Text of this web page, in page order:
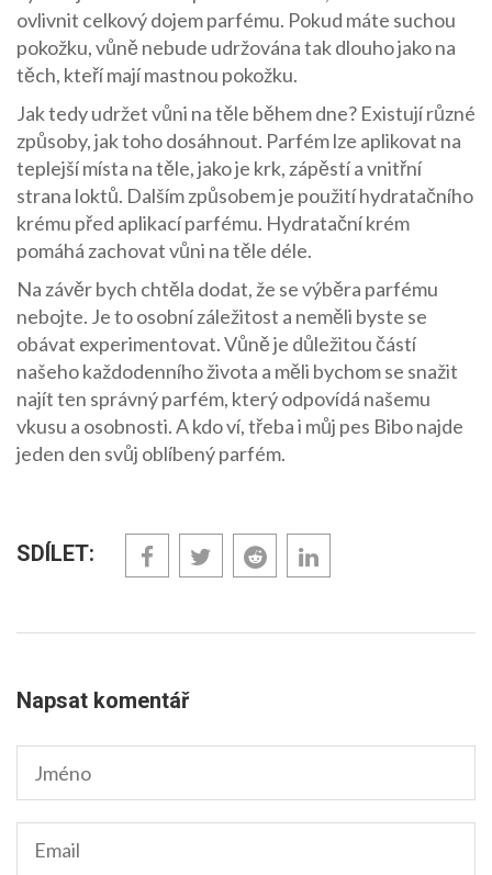
ovlivnit celkový dojem parfému. Pokud máte suchou
pokožku, vůně nebude udržována tak dlouho jako na
těch, kteří mají mastnou pokožku.
Jak tedy udržet vůni na těle během dne? Existují různé
způsoby, jak toho dosáhnout. Parfém lze aplikovat na
teplejší místa na těle, jako je krk, zápěstí a vnitřní
strana loktů. Dalším způsobem je použití hydratačního
krému před aplikací parfému. Hydratační krém
pomáhá zachovat vůni na těle déle.
Na závěr bych chtěla dodat, že se výběra parfému
nebojte. Je to osobní záležitost a neměli byste se
obávat experimentovat. Vůně je důležitou částí
našeho každodenního života a měli bychom se snažit
najít ten správný parfém, který odpovídá našemu
vkusu a osobnosti. A kdo ví, třeba i můj pes Bibo najde
jeden den svůj oblíbený parfém.
SDÍLET:
Napsat komentář